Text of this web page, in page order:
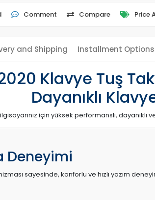
Comment Compare Price
and Shipping Installment Options
Klavye Tuş
Dayanıklı
için yüksek performanslı, dayanıklı
Deneyimi
sayesinde, konforlu ve hızlı yazım